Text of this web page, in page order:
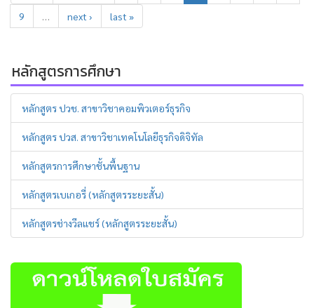
9
… next › last »
หลักสูตรการศึกษา
หลักสูตร ปวช. สาขาวิชาคอมพิวเตอร์ธุรกิจ
หลักสูตร ปวส. สาขาวิชาเทคโนโลยีธุรกิจดิจิทัล
หลักสูตรการศึกษาชั้นพื้นฐาน
หลักสูตรเบเกอรี่ (หลักสูตรระยะสั้น)
หลักสูตรช่างวีลแชร์ (หลักสูตรระยะสั้น)